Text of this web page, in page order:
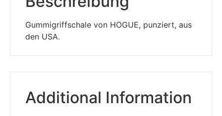
Gummigriffschale von HOGUE, punziert, aus
den USA.
Additional Information